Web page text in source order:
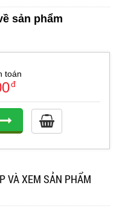
sản phẩm
toán
đ
VÀ XEM SẢN PHẨM